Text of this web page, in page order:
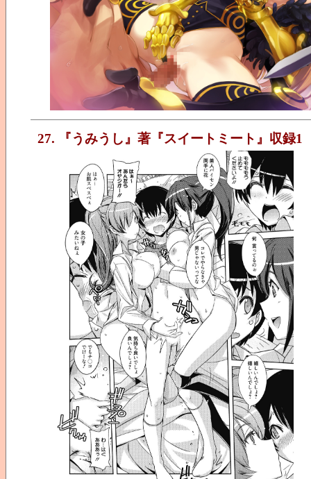
27. 『うみうし』著『スイートミート』収録1